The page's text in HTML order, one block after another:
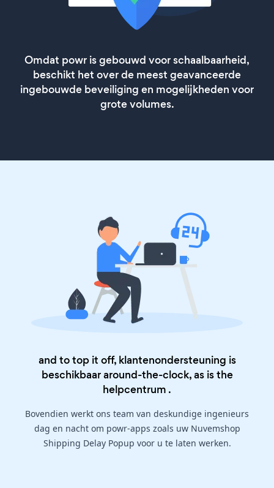
Omdat powr is gebouwd voor schaalbaarheid,
beschikt het over de meest geavanceerde
ingebouwde beveiliging en mogelijkheden voor
grote volumes.
and to top it off, klantenondersteuning is
beschikbaar around-the-clock, as is the
helpcentrum .
Bovendien werkt ons team van deskundige ingenieurs
dag en nacht om powr-apps zoals uw Nuvemshop
Shipping Delay Popup voor u te laten werken.